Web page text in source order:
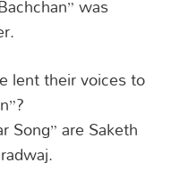
lent their voices to
Song” are Saketh